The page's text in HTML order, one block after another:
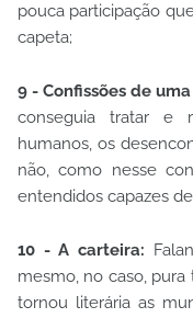
pouca participação
capeta;
9 - Confissões de
conseguia tratar e
humanos, os
não, como nesse
entendidos capazes
10 - A carteira:
mesmo, no caso, pura
tornou literária as